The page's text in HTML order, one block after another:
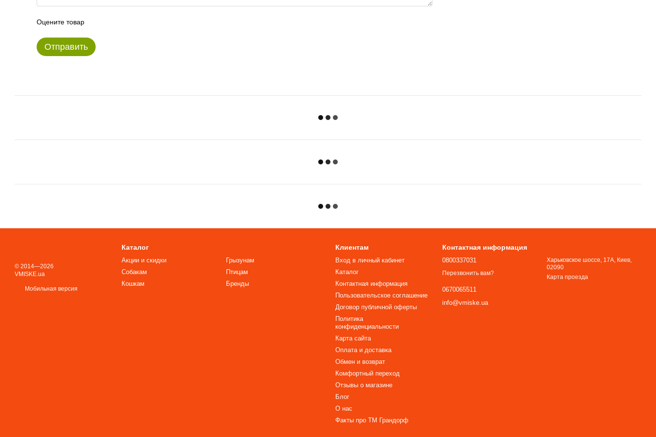
Оцените товар
Отправить
© 2014—2026
VMISKE.ua
Мобильная версия
Каталог
Акции и скидки
Собакам
Кошкам
Грызунам
Птицам
Бренды
Клиентам
Вход в личный кабинет
Каталог
Контактная информация
Пользовательское соглашение
Договор публичной оферты
Политика
конфиденциальности
Карта сайта
Оплата и доставка
Обмен и возврат
Комфортный переход
Отзывы о магазине
Блог
О нас
Факты про TM Грандорф
Контактная информация
0800337031
Перезвонить вам?
0670065511
info@vmiske.ua
Харьковское шоссе, 17А, Киев,
02090
Карта проезда